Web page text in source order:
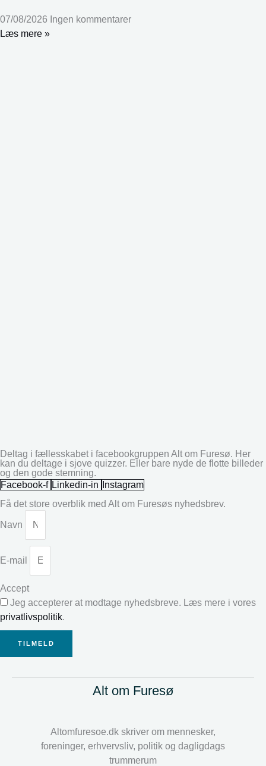
07/08/2026 Ingen kommentarer
Læs mere »
Deltag i fællesskabet i facebookgruppen Alt om Furesø. Her
kan du deltage i sjove quizzer. Eller bare nyde de flotte billeder
og den gode stemning.
Facebook-f Linkedin-in
Instagram
Få det store overblik med Alt om Furesøs nyhedsbrev.
Navn
E-mail
Accept
Jeg accepterer at modtage nyhedsbreve. Læs mere i vores
privatlivspolitik.
TILMELD
Alt om Furesø
Altomfuresoe.dk skriver om mennesker,
foreninger, erhvervsliv, politik og dagligdags
trummerum